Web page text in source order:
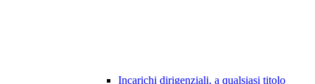
Incarichi dirigenziali, a qualsiasi titolo